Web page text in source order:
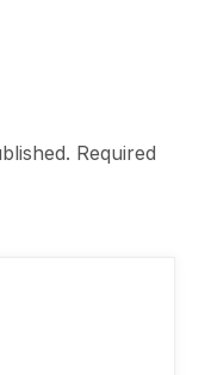
Required